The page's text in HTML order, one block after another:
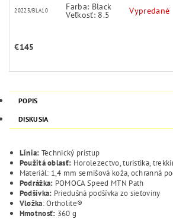
20223/BLA10 Farba: Black
Veľkosť: 8.5 Vypredané
€145
POPIS
DISKUSIA
Línia: Technický prístup
Použitá oblasť: Horolezectvo, turistika,
Materiál: 1,4 mm semišová koža, ochranná
Podrážka: POMOCA Speed MTN Path
Podšívka: Priedušná podšívka zo sieťoviny
Vložka:Ortholite®
Hmotnosť: 360 g